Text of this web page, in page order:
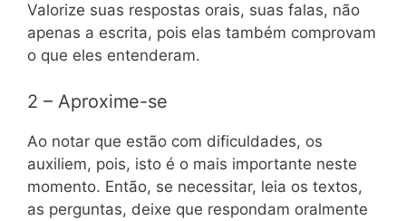
Valorize suas respostas orais, suas falas, não
apenas a escrita, pois elas também comprovam
o que eles entenderam.
2 – Aproxime-se
Ao notar que estão com dificuldades, os
auxiliem, pois, isto é o mais importante neste
momento. Então, se necessitar, leia os textos,
as perguntas, deixe que respondam oralmente